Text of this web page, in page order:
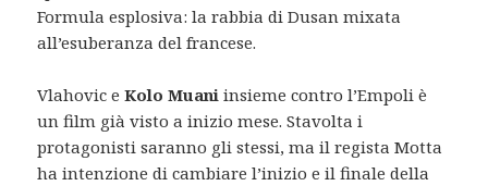
Formula esplosiva: la rabbia di Dusan mixata
all’esuberanza del francese.
Vlahovic eKolo Muani insieme contro l’Empoli è
un film già visto a inizio mese. Stavolta i
protagonisti saranno gli stessi, ma il regista Motta
ha intenzione di cambiare l’inizio e il finale della